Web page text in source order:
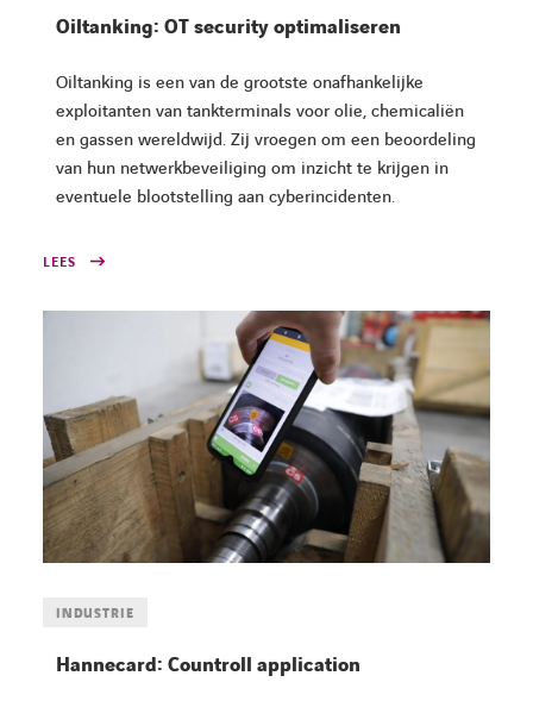
Oiltanking: OT security optimaliseren
Oiltanking is een van de grootste onafhankelijke
exploitanten van tankterminals voor olie, chemicaliën
en gassen wereldwijd. Zij vroegen om een beoordeling
van hun netwerkbeveiliging om inzicht te krijgen in
eventuele blootstelling aan cyberincidenten.
LEES
INDUSTRIE
Hannecard: Countroll application